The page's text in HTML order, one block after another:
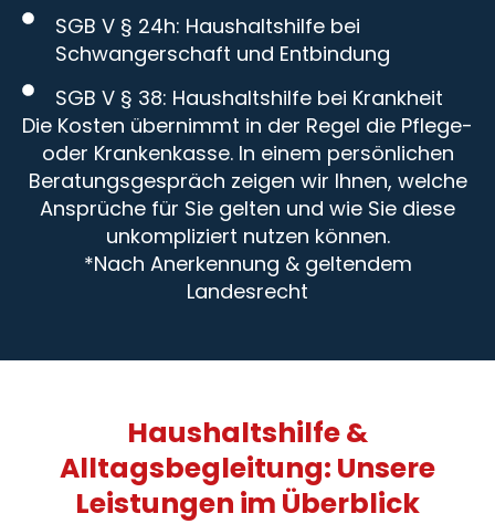
SGB V § 24h: Haushaltshilfe bei
Schwangerschaft und Entbindung
SGB V § 38: Haushaltshilfe bei Krankheit
Die Kosten übernimmt in der Regel die Pflege-
oder Krankenkasse. In einem persönlichen
Beratungsgespräch zeigen wir Ihnen, welche
Ansprüche für Sie gelten und wie Sie diese
unkompliziert nutzen können.
*Nach Anerkennung & geltendem
Landesrecht
Haushaltshilfe &
Alltagsbegleitung: Unsere
Leistungen im Überblick